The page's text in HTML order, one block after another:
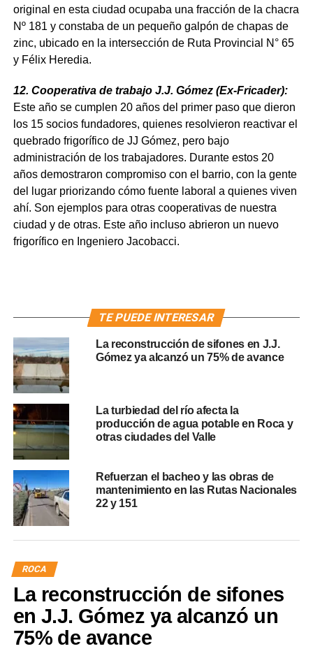
original en esta ciudad ocupaba una fracción de la chacra
Nº 181 y constaba de un pequeño galpón de chapas de
zinc, ubicado en la intersección de Ruta Provincial N° 65
y Félix Heredia.
12. Cooperativa de trabajo J.J. Gómez (Ex-Fricader):
Este año se cumplen 20 años del primer paso que dieron
los 15 socios fundadores, quienes resolvieron reactivar el
quebrado frigorífico de JJ Gómez, pero bajo
administración de los trabajadores. Durante estos 20
años demostraron compromiso con el barrio, con la gente
del lugar priorizando cómo fuente laboral a quienes viven
ahí. Son ejemplos para otras cooperativas de nuestra
ciudad y de otras. Este año incluso abrieron un nuevo
frigorífico en Ingeniero Jacobacci.
TE PUEDE INTERESAR
La reconstrucción de sifones en J.J.
Gómez ya alcanzó un 75% de avance
La turbiedad del río afecta la
producción de agua potable en Roca y
otras ciudades del Valle
Refuerzan el bacheo y las obras de
mantenimiento en las Rutas Nacionales
22 y 151
ROCA
La reconstrucción de sifones
en J.J. Gómez ya alcanzó un
75% de avance